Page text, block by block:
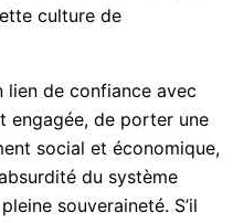
cap politique
toi », est à la fois un
ne sortira pas de
des recettes
éloignée des
potentiels immenses